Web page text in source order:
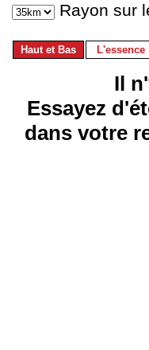
Rayon sur
Haut et Bas L'essence
Il
Essayez
dans votre